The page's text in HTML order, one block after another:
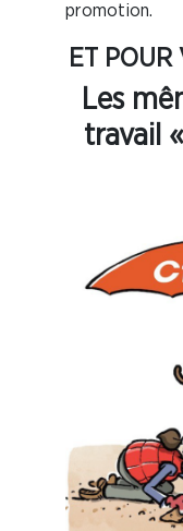
promotion.
ET POUR
Les
travail